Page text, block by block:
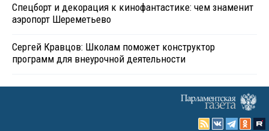
Спецборт и декорация к кинофантастике: чем знаменит
аэропорт Шереметьево
Сергей Кравцов: Школам поможет конструктор
программ для внеурочной деятельности